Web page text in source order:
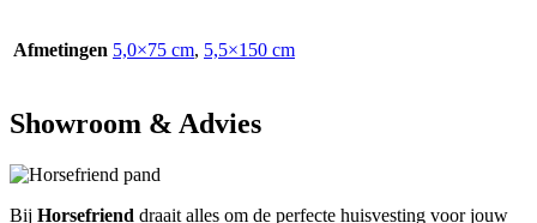
Afmetingen 5,0×75 cm, 5,5×150 cm
Showroom & Advies
Bij Horsefriend draait alles om de perfecte huisvesting voor jouw